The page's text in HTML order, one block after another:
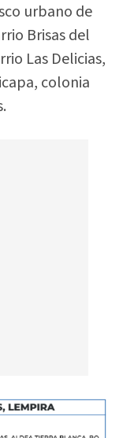
urbano de
Brisas del
Las Delicias,
colonia